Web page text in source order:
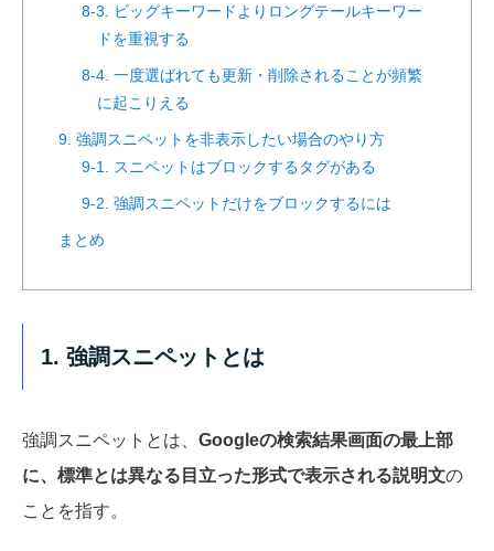
8-3. ビッグキーワードよりロングテールキーワー
ドを重視する
8-4. 一度選ばれても更新・削除されることが頻繁
に起こりえる
9. 強調スニペットを非表示したい場合のやり方
9-1. スニペットはブロックするタグがある
9-2. 強調スニペットだけをブロックするには
まとめ
1. 強調スニペットとは
強調スニペットとは、 Googleの検索結果画面の最上部
に、標準とは異なる目立った形式で表示される説明文の
ことを指す。